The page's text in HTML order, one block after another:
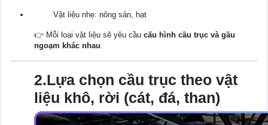
Vật liệu nhẹ: nông sản, hạt
👉 Mỗi loại vật liệu sẽ yêu cầu cấu hình cầu trục và gầu
ngoạm khác nhau.
2.Lựa chọn cầu trục theo vật
liệu khô, rời (cát, đá, than)